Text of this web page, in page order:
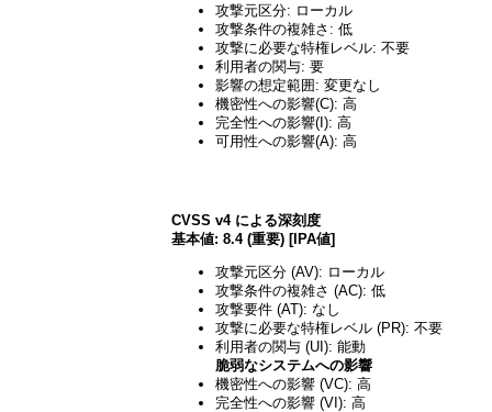
攻撃元区分: ローカル
攻撃条件の複雑さ: 低
攻撃に必要な特権レベル: 不要
利用者の関与: 要
影響の想定範囲: 変更なし
機密性への影響(C): 高
完全性への影響(I): 高
可用性への影響(A): 高
CVSS v4 による深刻度
基本値: 8.4 (重要) [IPA値]
攻撃元区分 (AV): ローカル
攻撃条件の複雑さ (AC): 低
攻撃要件 (AT): なし
攻撃に必要な特権レベル (PR): 不要
利用者の関与 (UI): 能動
脆弱なシステムへの影響
機密性への影響 (VC): 高
完全性への影響 (VI): 高